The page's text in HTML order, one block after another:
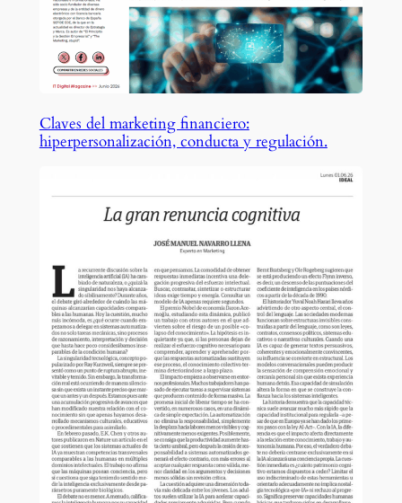
Claves del marketing financiero:
hiperpersonalización, conducta y regulación.